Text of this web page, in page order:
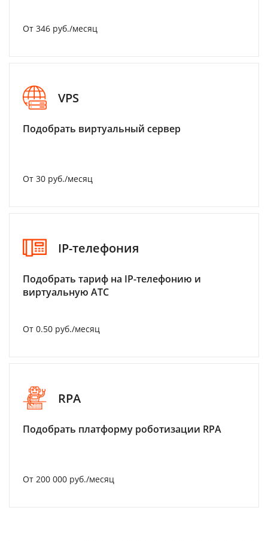
От 346 руб./месяц
VPS
Подобрать виртуальный сервер
От 30 руб./месяц
IP-телефония
Подобрать тариф на IP-телефонию и
виртуальную АТС
От 0.50 руб./месяц
RPA
Подобрать платформу роботизации RPA
От 200 000 руб./месяц